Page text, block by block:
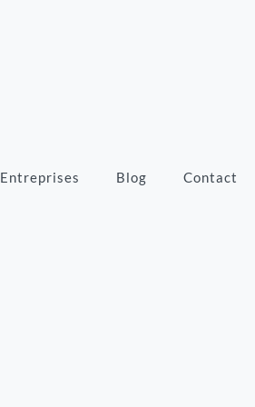
Entreprises Blog Contact